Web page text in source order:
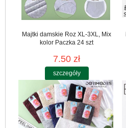
Majtki damskie Roz XL-3XL, Mix
kolor Paczka 24 szt
7.50 zł
szczegóły